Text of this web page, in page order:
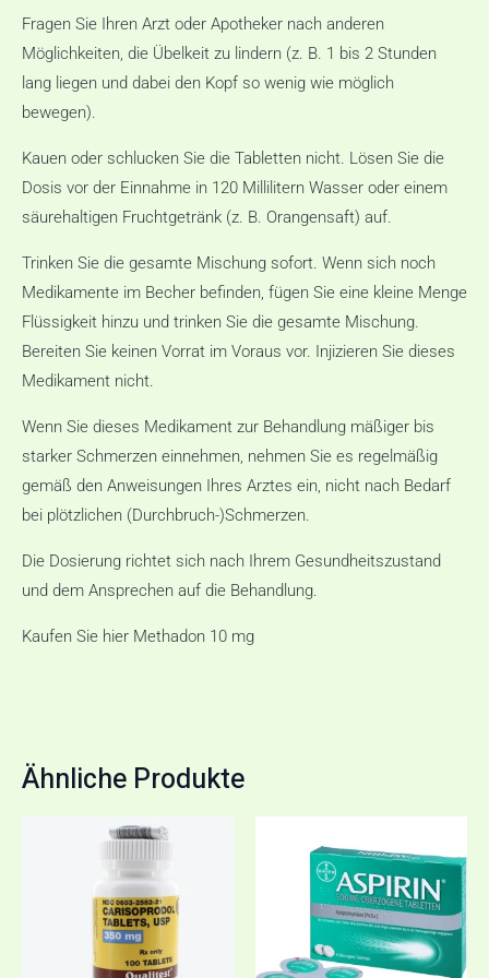
Fragen Sie Ihren Arzt oder Apotheker nach anderen
Möglichkeiten, die Übelkeit zu lindern (z. B. 1 bis 2 Stunden
lang liegen und dabei den Kopf so wenig wie möglich
bewegen).
Kauen oder schlucken Sie die Tabletten nicht. Lösen Sie die
Dosis vor der Einnahme in 120 Millilitern Wasser oder einem
säurehaltigen Fruchtgetränk (z. B. Orangensaft) auf.
Trinken Sie die gesamte Mischung sofort. Wenn sich noch
Medikamente im Becher befinden, fügen Sie eine kleine Menge
Flüssigkeit hinzu und trinken Sie die gesamte Mischung.
Bereiten Sie keinen Vorrat im Voraus vor. Injizieren Sie dieses
Medikament nicht.
Wenn Sie dieses Medikament zur Behandlung mäßiger bis
starker Schmerzen einnehmen, nehmen Sie es regelmäßig
gemäß den Anweisungen Ihres Arztes ein, nicht nach Bedarf
bei plötzlichen (Durchbruch-)Schmerzen.
Die Dosierung richtet sich nach Ihrem Gesundheitszustand
und dem Ansprechen auf die Behandlung.
Kaufen Sie hier Methadon 10 mg
Ähnliche Produkte
bis
€212,00
weist